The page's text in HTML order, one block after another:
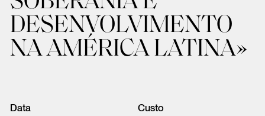
A Fundação
Parceiros
Centenário
Carrinho
DESENVOLVIMENTO
NA AMÉRICA LATINA»
Data
Custo